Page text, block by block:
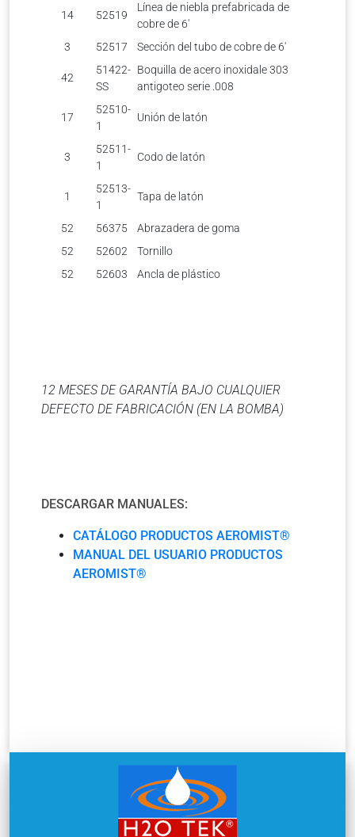
14 52519
Línea de niebla prefabricada de
cobre de 6′
3
52517 Sección del tubo de cobre de 6′
42
51422-
SS
Boquilla de acero inoxidale 303
antigoteo serie .008
17
52510-
1
Unión de latón
3
52511-
1
Codo de latón
1
52513-
1
Tapa de latón
52 56375
Abrazadera de goma
52
52602
Tornillo
52
52603 Ancla de plástico
12 MESES DE GARANTÍA BAJO CUALQUIER
DEFECTO DE FABRICACIÓN (EN LA BOMBA)
DESCARGAR MANUALES:
CATÁLOGO PRODUCTOS AEROMIST®
MANUAL DEL USUARIO PRODUCTOS
AEROMIST®